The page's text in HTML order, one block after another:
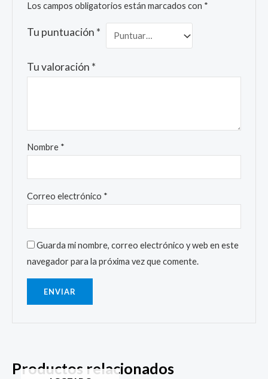
Los campos obligatorios están marcados con *
Tu puntuación *
Tu valoración *
Nombre *
Correo electrónico *
Guarda mi nombre, correo electrónico y web en este
navegador para la próxima vez que comente.
Productos relacionados